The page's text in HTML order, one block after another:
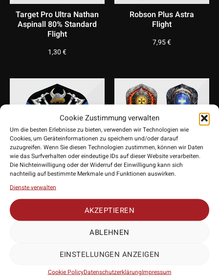
Cookie Zustimmung verwalten
Um die besten Erlebnisse zu bieten, verwenden wir Technologien wie
Cookies, um Geräteinformationen zu speichern und/oder darauf
zuzugreifen. Wenn Sie diesen Technologien zustimmen, können wir Daten
wie das Surfverhalten oder eindeutige IDs auf dieser Website verarbeiten.
Die Nichteinwilligung oder der Widerruf der Einwilligung kann sich
nachteilig auf bestimmte Merkmale und Funktionen auswirken.
Dienste verwalten
AKZEPTIEREN
ABLEHNEN
EINSTELLUNGEN ANZEIGEN
Cookie PolicyDatenschutzerklärungImpressum
Target Pro Ultra Nathan
Aspinall 80% Standard
Flight
1,30€
Robson Plus Astra
Flight
7,95€
Small Standard Flight